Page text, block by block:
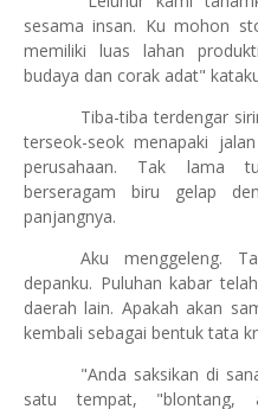
sesama insan. Ku mohon
memiliki luas lahan
budaya dan corak adat"
Tiba-tiba terdengar
terseok-seok menapaki
perusahaan. Tak lama
berseragam biru gelap
panjangnya.
Aku menggeleng.
depanku. Puluhan kabar
daerah lain. Apakah akan
kembali sebagai bentuk tata
"Anda saksikan di
satu tempat, "blontang,